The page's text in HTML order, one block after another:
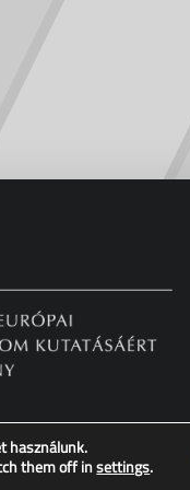
jog fenntartva!
használunk.
them off insettings.